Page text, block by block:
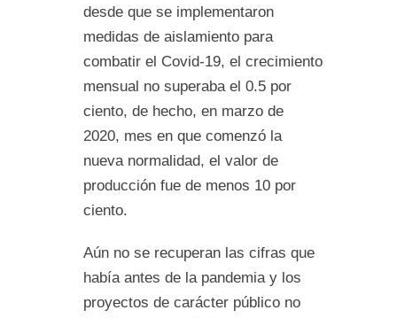
desde que se implementaron
medidas de aislamiento para
combatir el Covid-19, el crecimiento
mensual no superaba el 0.5 por
ciento, de hecho, en marzo de
2020, mes en que comenzó la
nueva normalidad, el valor de
producción fue de menos 10 por
ciento.
Aún no se recuperan las cifras que
había antes de la pandemia y los
proyectos de carácter público no